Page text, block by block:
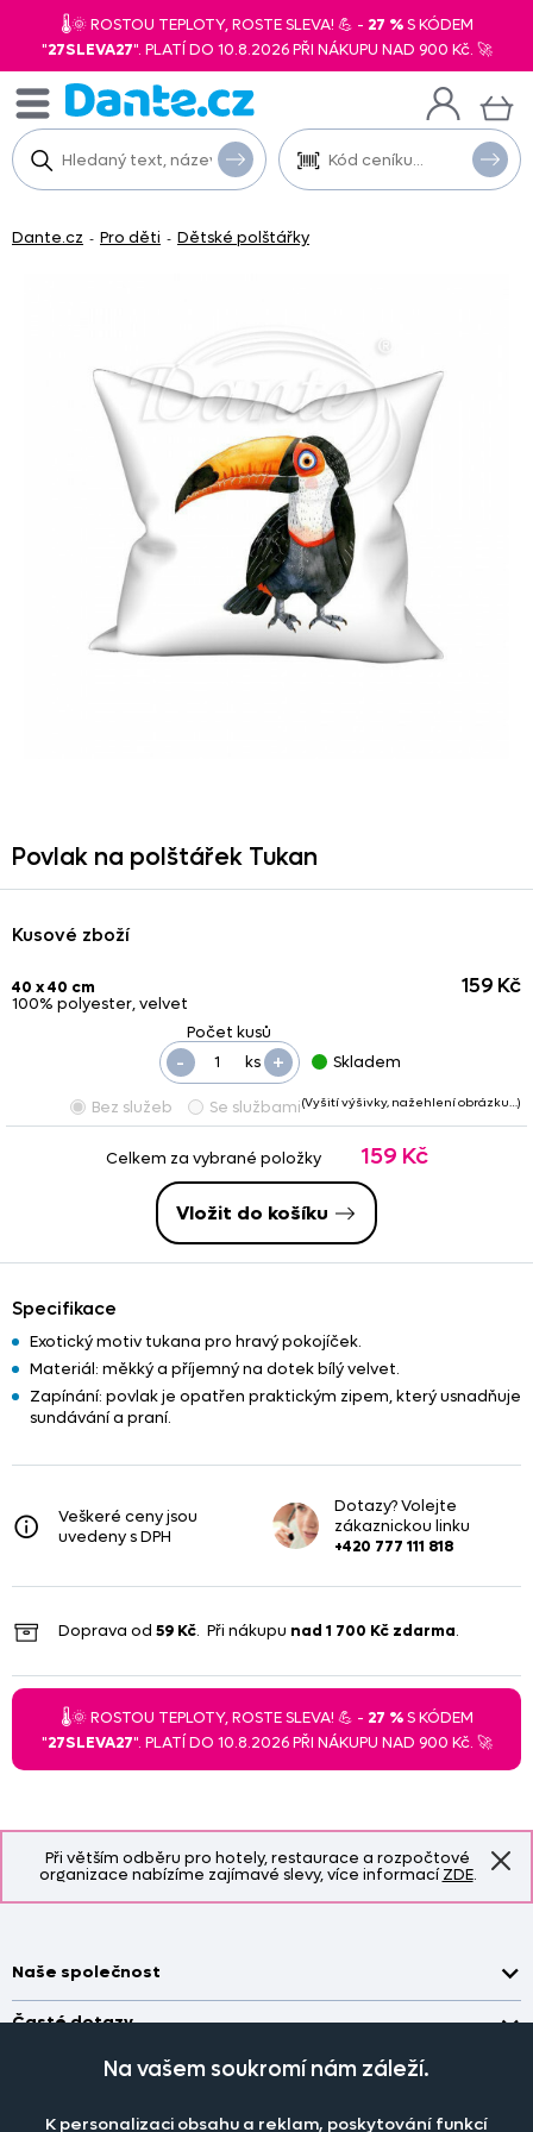
🌡️🌞 ROSTOU TEPLOTY, ROSTE SLEVA! 💪 - 27 %S KÓDEM
"27SLEVA27". PLATÍ DO 10.8.2026 PŘI NÁKUPU NAD 900 Kč. 🚀
Při větším odběru pro hotely, restaurace a rozpočtové
organizace nabízíme zajímavé slevy, více informacíZDE.
Dante.cz - Pro děti - Dětské polštářky
Povlak na polštářek Tukan
Kusové zboží
40 x 40 cm
100% polyester, velvet
ks +
-
159 Kč
Skladem
Bez služeb Se službami(Vyšití výšivky, nažehlení obrázku…)
Celkem za vybrané položky 159 Kč
Vložit do košíku
Specifikace
Exotický motiv tukana pro hravý pokojíček.
Materiál: měkký a příjemný na dotek bílý velvet.
Zapínání: povlak je opatřen praktickým zipem, který usnadňuje
sundávání a praní.
Veškeré ceny jsou
uvedeny s DPH
Dotazy? Volejte
zákaznickou linku
+420 777 111 818
Doprava od 59 Kč. Při nákupu nad 1 700 Kč zdarma.
🌡️🌞 ROSTOU TEPLOTY, ROSTE SLEVA! 💪 - 27 %S KÓDEM
"27SLEVA27". PLATÍ DO 10.8.2026 PŘI NÁKUPU NAD 900 Kč. 🚀
Naše společnost
Doprava a platba
Obchodní podmínky
Časté dotazy
Jak změřit okno pro nákup záclon?
Na vašem soukromí nám záleží.
K personalizaci obsahu a reklam, poskytování funkcí